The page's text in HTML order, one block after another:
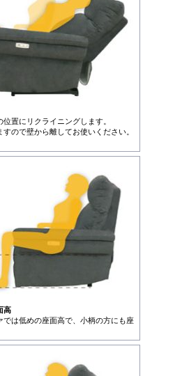
置にリクライニングします。
ので壁から離してお使いください。
高
では低めの座面高で、小柄の方にも座